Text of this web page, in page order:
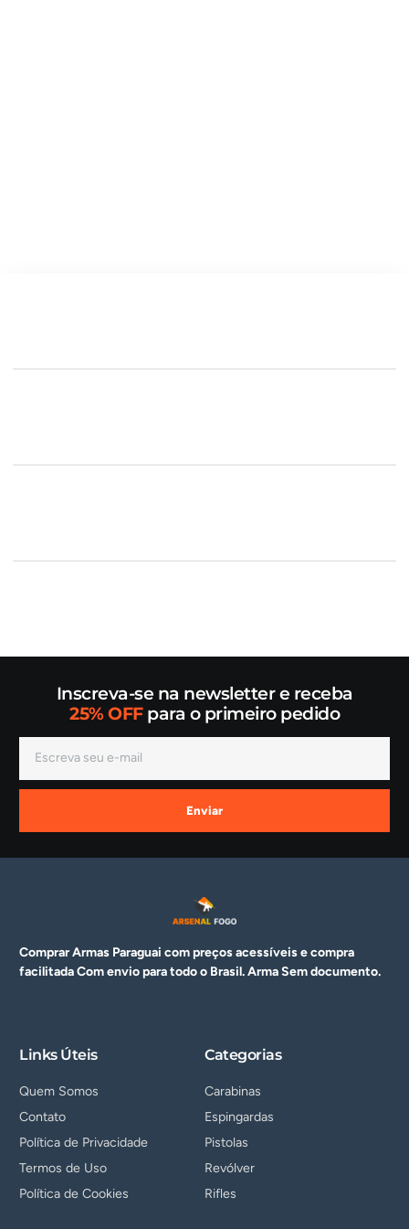
Inscreva-se na newsletter e receba
25% OFFpara o primeiro pedido
Enviar
Comprar Armas Paraguai com preços acessíveis e compra
facilitada Com envio para todo o Brasil. ArmaSem documento.
Links Úteis
Quem Somos
Contato
Política de Privacidade
Termos de Uso
Política de Cookies
Categorias
Carabinas
Espingardas
Pistolas
Revólver
Rifles